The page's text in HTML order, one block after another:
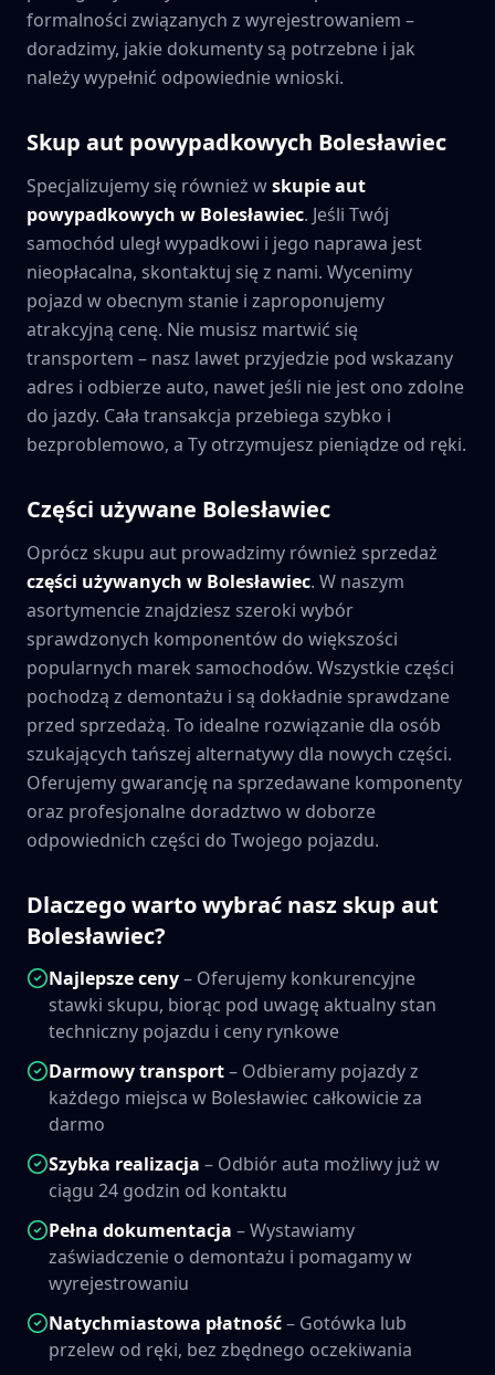
formalności związanych z wyrejestrowaniem –
doradzimy, jakie dokumenty są potrzebne i jak
należy wypełnić odpowiednie wnioski.
Skup aut powypadkowych Bolesławiec
Specjalizujemy się również wskupie aut
powypadkowych w Bolesławiec. Jeśli Twój
samochód uległ wypadkowi i jego naprawa jest
nieopłacalna, skontaktuj się z nami. Wycenimy
pojazd w obecnym stanie i zaproponujemy
atrakcyjną cenę. Nie musisz martwić się
transportem – nasz lawet przyjedzie pod wskazany
adres i odbierze auto, nawet jeśli nie jest ono zdolne
do jazdy. Cała transakcja przebiega szybko i
bezproblemowo, a Ty otrzymujesz pieniądze od ręki.
Części używane Bolesławiec
Oprócz skupu aut prowadzimy również sprzedaż
części używanych w Bolesławiec. W naszym
asortymencie znajdziesz szeroki wybór
sprawdzonych komponentów do większości
popularnych marek samochodów. Wszystkie części
pochodzą z demontażu i są dokładnie sprawdzane
przed sprzedażą. To idealne rozwiązanie dla osób
szukających tańszej alternatywy dla nowych części.
Oferujemy gwarancję na sprzedawane komponenty
oraz profesjonalne doradztwo w doborze
odpowiednich części do Twojego pojazdu.
Dlaczego warto wybrać nasz skup aut
Bolesławiec?
Najlepsze ceny– Oferujemy konkurencyjne
stawki skupu, biorąc pod uwagę aktualny stan
techniczny pojazdu i ceny rynkowe
Darmowy transport– Odbieramy pojazdy z
każdego miejsca w Bolesławiec całkowicie za
darmo
Szybka realizacja – Odbiór auta możliwy już w
ciągu 24 godzin od kontaktu
Pełna dokumentacja – Wystawiamy
zaświadczenie o demontażu i pomagamy w
wyrejestrowaniu
Natychmiastowa płatność– Gotówka lub
przelew od ręki, bez zbędnego oczekiwania